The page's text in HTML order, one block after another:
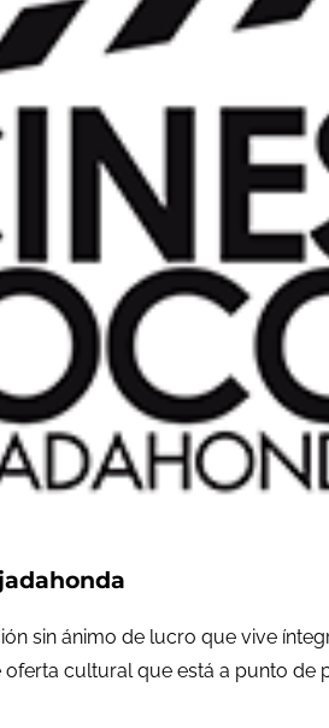
sin ánimo de lucro que vive
cultural que está a punto de